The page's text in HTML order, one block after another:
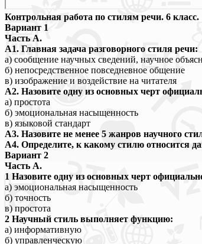
Контрольная работа по стилям речи. 6 класс.
Вариант 1
Часть А.
А1. Главная задача разговорного стиля речи:
а) сообщение научных сведений, научное
б) непосредственное повседневное общение
в) изображение и воздействие на читателя
А2. Назовите одну из основных черт
а) простота
б) эмоциональная насыщенность
в) языковой стандарт
А3. Назовите не менее 5 жанров научного
А4. Определите, к какому стилю относится
Вариант 2
Часть А.
1 Назовите одну из основных черт
а) эмоциональная насыщенность
б) точность
в) простота
2 Научный стиль выполняет функцию:
а) информативную
б) управленческую